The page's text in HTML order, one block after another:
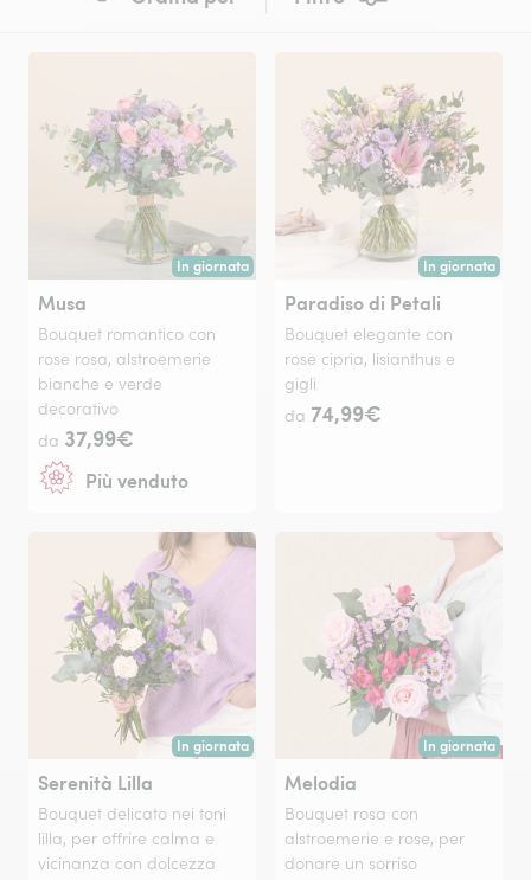
In giornata
Consegna disponibile oggi o in data a tua scelta.
Musa
Bouquet romantico con
rose rosa, alstroemerie
bianche e verde
decorativo
da 37,99€
Più venduto
In giornata
Consegna
Paradiso di Petali
Bouquet elegante con
rose cipria, lisianthus e
gigli
da 74,99€
In giornata
Consegna disponibile oggi o in data a tua scelta.
Serenità Lilla
Bouquet delicato nei toni
lilla, per offrire calma e
vicinanza con dolcezza
In giornata
Consegna
Melodia
Bouquet rosa con
alstroemerie e rose, per
donare un sorriso